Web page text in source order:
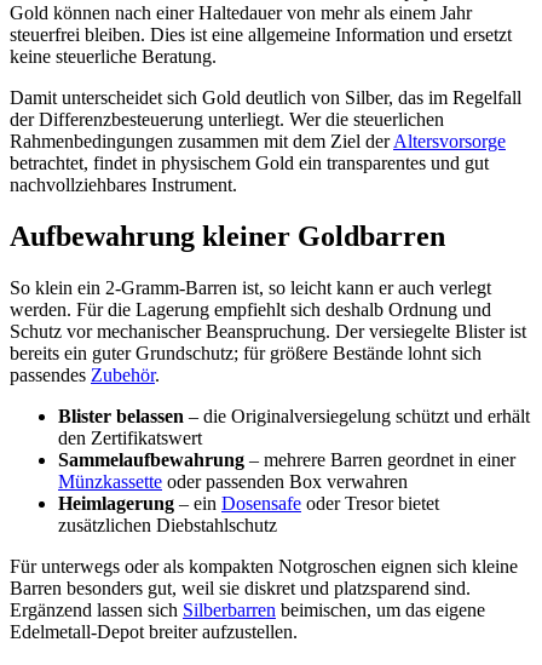
Gold können nach einer Haltedauer von mehr als einem Jahr
steuerfrei bleiben. Dies ist eine allgemeine Information und ersetzt
keine steuerliche Beratung.
Damit unterscheidet sich Gold deutlich von Silber, das im Regelfall
der Differenzbesteuerung unterliegt. Wer die steuerlichen
Rahmenbedingungen zusammen mit dem Ziel derAltersvorsorge
betrachtet, findet in physischem Gold ein transparentes und gut
nachvollziehbares Instrument.
Aufbewahrung kleiner Goldbarren
So klein ein 2-Gramm-Barren ist, so leicht kann er auch verlegt
werden. Für die Lagerung empfiehlt sich deshalb Ordnung und
Schutz vor mechanischer Beanspruchung. Der versiegelte Blister ist
bereits ein guter Grundschutz; für größere Bestände lohnt sich
passendes Zubehör.
Blister belassen – die Originalversiegelung schützt und erhält
den Zertifikatswert
Sammelaufbewahrung – mehrere Barren geordnet in einer
Münzkassette oder passenden Box verwahren
Heimlagerung – ein Dosensafe oder Tresor bietet
zusätzlichen Diebstahlschutz
Für unterwegs oder als kompakten Notgroschen eignen sich kleine
Barren besonders gut, weil sie diskret und platzsparend sind.
Ergänzend lassen sich Silberbarren beimischen, um das eigene
Edelmetall-Depot breiter aufzustellen.